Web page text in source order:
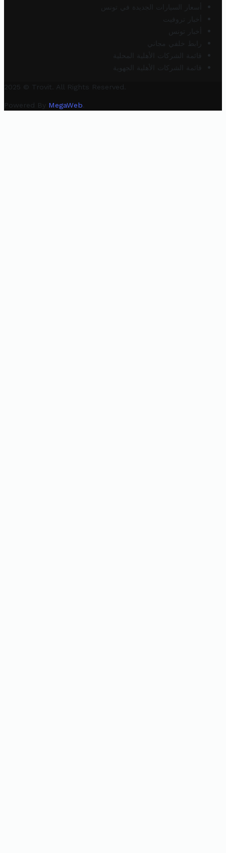
أسعار السيارات الجديدة في تونس
أخبار تروفيت
أخبار تونس
رابط خلفي مجاني
قائمة الشركات الأهلية المحلية
قائمة الشركات الأهلية الجهوية
2025 © Trovit. All Rights Reserved.
Powered By MegaWeb